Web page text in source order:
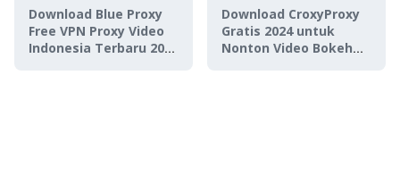
Download Blue Proxy
Free VPN Proxy Video
Indonesia Terbaru 2025
Download CroxyProxy
Gratis 2024 untuk
Nonton Video Bokeh